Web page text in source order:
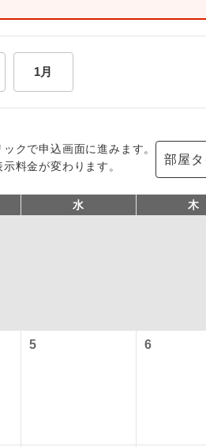
1月
クで申込画面に進みます。
料金が変わります。
部屋
水 木
5 6